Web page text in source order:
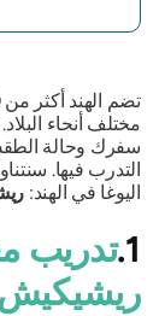
تضم الهند أكثر من400
مختلف أنحاء
سفرك وحالة
التدرب فيها.
اليوغا في الهند:
تدريب
ريشيكيش